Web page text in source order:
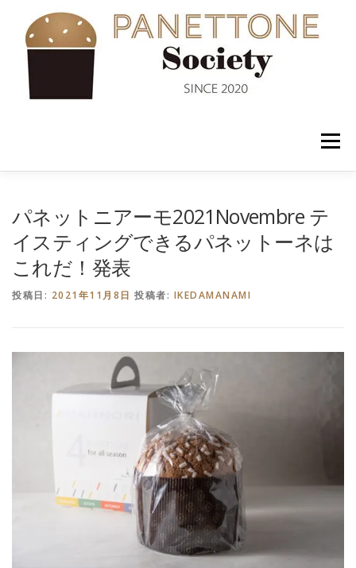
メニュー
SHOP セミナー
パネットニアーモ2021Novembre テ
イスティングできるパネットーネは
これだ！発表
投稿日: 2021年11月8日 投稿者: IKEDAMANAMI